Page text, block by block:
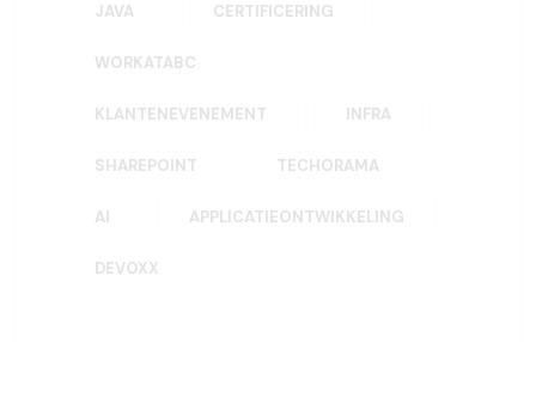
JAVA CERTIFICERING
WORKATABC
KLANTENEVENEMENT INFRA
SHAREPOINT TECHORAMA
AI APPLICATIEONTWIKKELING
DEVOXX